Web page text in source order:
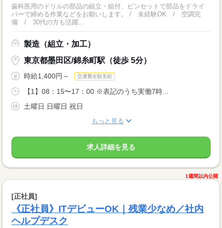
歯科医用のドリルの部品の組立・組付、ピンセットで部品をドライ
バーで締める作業などをお願いします。 / 未経験OK / 空調完
備 / 30代の方も活躍...
製造（組立・加工）
東京都墨田区/錦糸町駅（徒歩 5分）
時給1,400円～ 交通費全額支給
【1】08：15〜17：00 ※表記のうち実働7時...
土曜日 日曜日 祝日
もっと見る
求人詳細を見る
1週間以内公開
[正社員]
《正社員》ITデビューOK｜残業少なめ／社内
ヘルプデスク